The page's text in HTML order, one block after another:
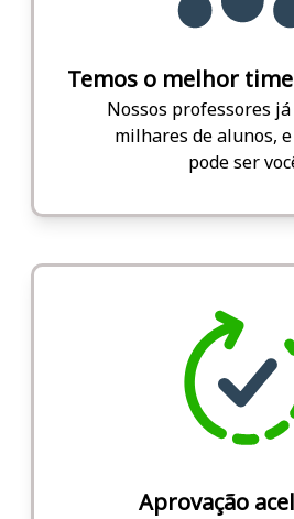
Temos o melhor
Nossos professores
milhares de alunos,
pode ser
Aprovação